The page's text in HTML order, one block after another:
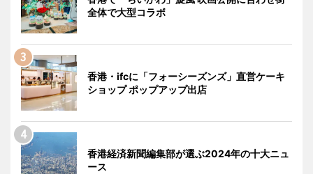
全体で大型コラボ
香港・ifcに「フォーシーズンズ」直営ケーキ
ショップ ポップアップ出店
香港経済新聞編集部が選ぶ2024年の十大ニュ
ース